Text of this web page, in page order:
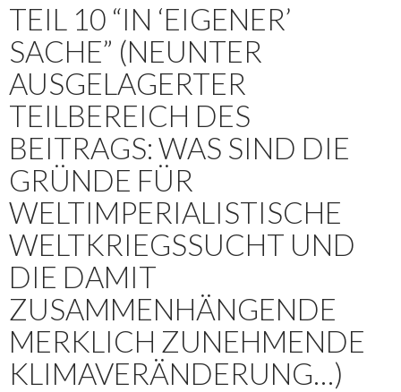
TEIL 10 “IN ‘EIGENER’
SACHE” (NEUNTER
AUSGELAGERTER
TEILBEREICH DES
BEITRAGS: WAS SIND DIE
GRÜNDE FÜR
WELTIMPERIALISTISCHE
WELTKRIEGSSUCHT UND
DIE DAMIT
ZUSAMMENHÄNGENDE
MERKLICH ZUNEHMENDE
KLIMAVERÄNDERUNG…)